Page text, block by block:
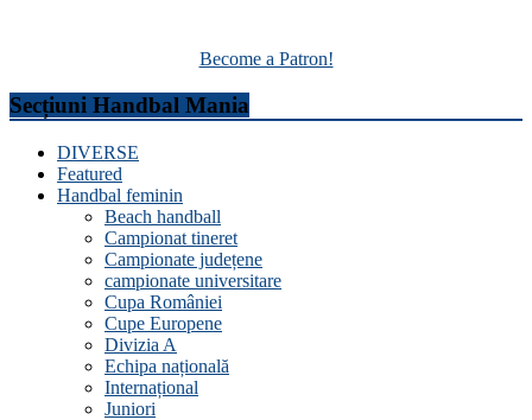
Become a Patron!
Secțiuni Handbal Mania
DIVERSE
Featured
Handbal feminin
Beach handball
Campionat tineret
Campionate județene
campionate universitare
Cupa României
Cupe Europene
Divizia A
Echipa națională
Internațional
Juniori